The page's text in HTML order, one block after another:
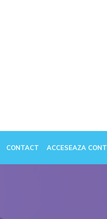
CONTACT ACCESEAZA CONT